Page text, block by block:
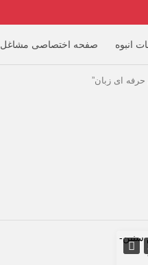
انبوه صفحه اختصاصی مشاغل
ای زبان”